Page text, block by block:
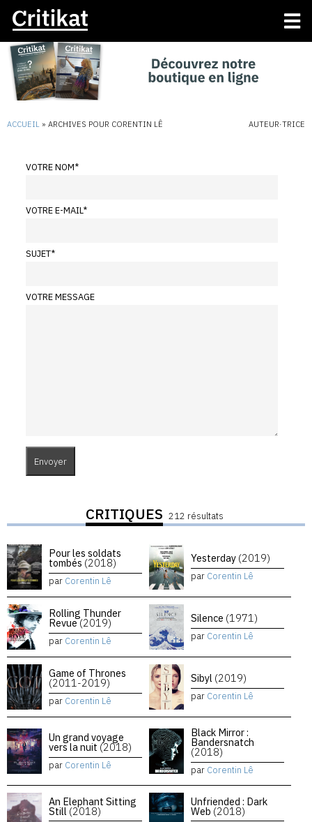
ACCUEIL » ARCHIVES POUR CORENTIN LÊ AUTEUR·TRICE
VOTRE NOM*
VOTRE E-MAIL*
SUJET*
VOTRE MESSAGE
CRITIQUES 212 résultats
Pour les soldats
tombés (2018)
par Corentin Lê
Yesterday (2019)
par Corentin Lê
Rolling Thunder
Revue(2019)
par Corentin Lê
Silence (1971)
par Corentin Lê
Game of Thrones
(2011-2019)
par Corentin Lê
Sibyl (2019)
par Corentin Lê
Un grand voyage
vers la nuit (2018)
par Corentin Lê
Black Mirror :
Bandersnatch
(2018)
par Corentin Lê
An Elephant Sitting
Still (2018)
Unfriended : Dark
Web (2018)